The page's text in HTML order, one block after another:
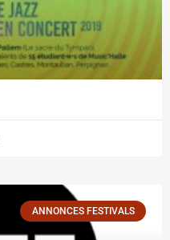
ANNONCES FESTIVALS